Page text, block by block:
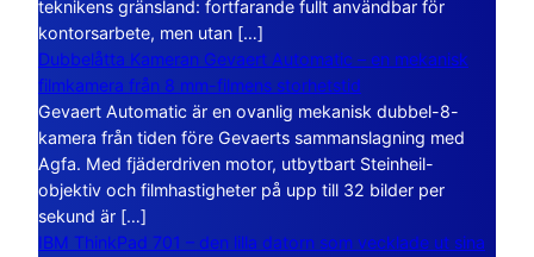
teknikens gränsland: fortfarande fullt användbar för
kontorsarbete, men utan […]
Dubbelåtta Kameran Gevaert Automatic – en mekanisk
filmkamera från 8 mm-filmens storhetstid
Gevaert Automatic är en ovanlig mekanisk dubbel-8-
kamera från tiden före Gevaerts sammanslagning med
Agfa. Med fjäderdriven motor, utbytbart Steinheil-
objektiv och filmhastigheter på upp till 32 bilder per
sekund är […]
IBM ThinkPad 701 – den lilla datorn som vecklade ut sina